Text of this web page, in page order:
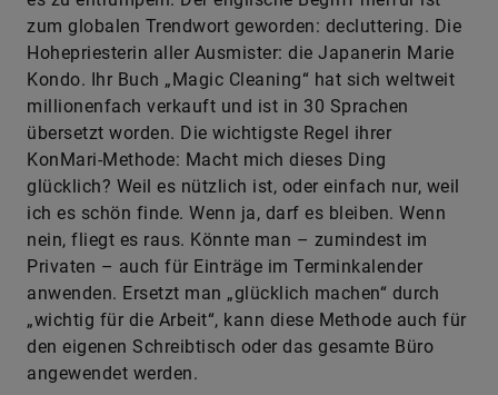
zum globalen Trendwort geworden: decluttering. Die
Hohepriesterin aller Ausmister: die Japanerin Marie
Kondo. Ihr Buch „Magic Cleaning“ hat sich weltweit
millionenfach verkauft und ist in 30 Sprachen
übersetzt worden. Die wichtigste Regel ihrer
KonMari-Methode: Macht mich dieses Ding
glücklich? Weil es nützlich ist, oder einfach nur, weil
ich es schön finde. Wenn ja, darf es bleiben. Wenn
nein, fliegt es raus. Könnte man – zumindest im
Privaten – auch für Einträge im Terminkalender
anwenden. Ersetzt man „glücklich machen“ durch
„wichtig für die Arbeit“, kann diese Methode auch für
den eigenen Schreibtisch oder das gesamte Büro
angewendet werden.